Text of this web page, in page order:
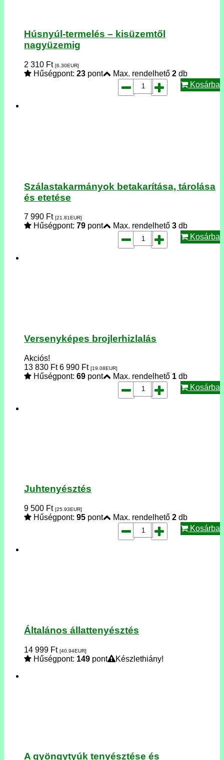
Húsnyúl-termelés – kisüzemtől
nagyüzemig
2 310 Ft [6.30EUR]
Hűségpont: 23 pont Max. rendelhető 2 db
Kosárba
Szálastakarmányok betakarítása, tárolása
és etetése
7 990 Ft [21.81EUR]
Hűségpont: 79 pont Max. rendelhető 3 db
Kosárba
Versenyképes brojlerhizlalás
Akciós!
13 830 Ft 6 990 Ft [19.08EUR]
Hűségpont: 69 pont Max. rendelhető 1 db
Kosárba
Juhtenyésztés
9 500 Ft [25.93EUR]
Hűségpont: 95 pont Max. rendelhető 2 db
Kosárba
Általános állattenyésztés
14 999 Ft [40.94EUR]
Hűségpont: 149 pont Készlethiány!
A gyöngytyúk tenyésztése és